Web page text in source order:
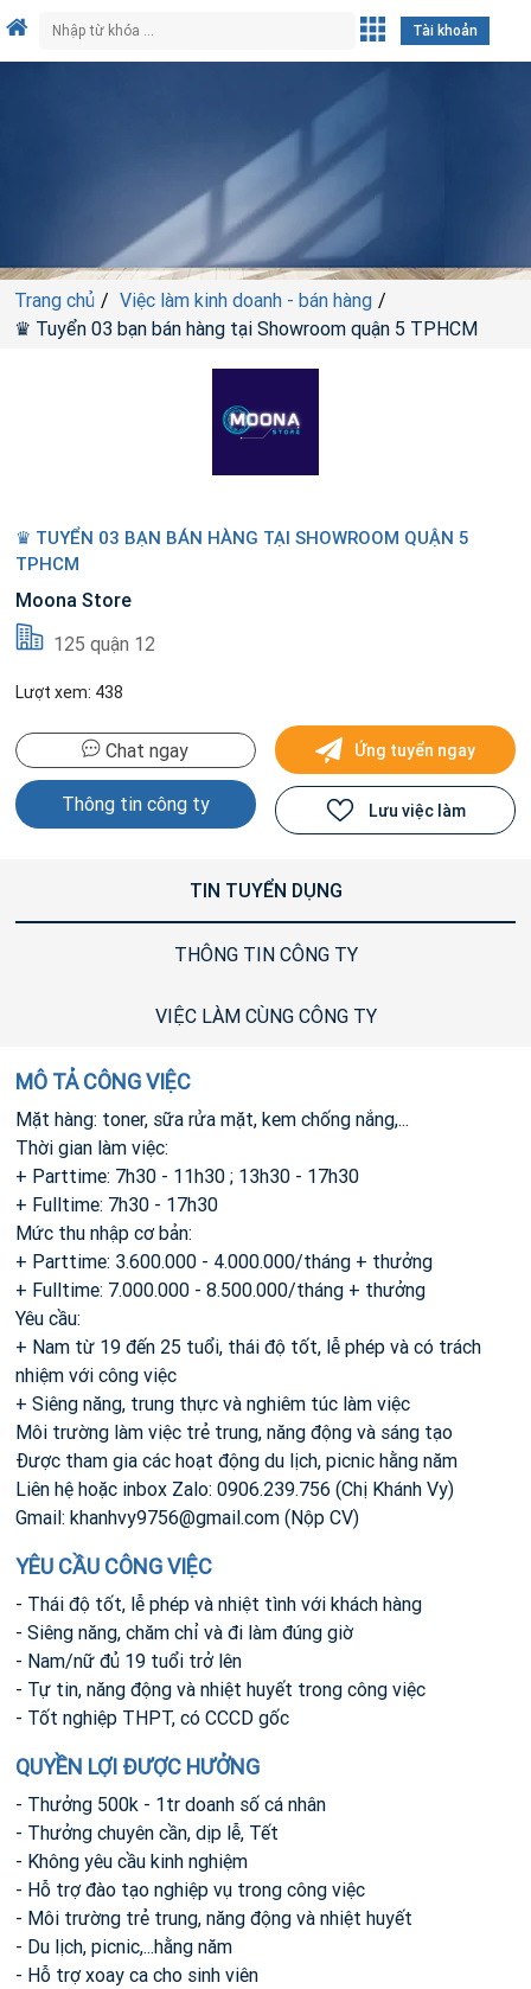
Tài khoản
Trang chủ
Việc làm kinh doanh - bán hàng
♛ Tuyển 03 bạn bán hàng tại Showroom quận 5 TPHCM
♛ TUYỂN 03 BẠN BÁN HÀNG TẠI SHOWROOM QUẬN 5
TPHCM
Moona Store
125 quận 12
Lượt xem: 438
Chat ngay
Thông tin công ty
Ứng tuyển ngay
Lưu việc làm
TIN TUYỂN DỤNG
THÔNG TIN CÔNG TY
VIỆC LÀM CÙNG CÔNG TY
MÔ TẢ CÔNG VIỆC
Mặt hàng: toner, sữa rửa mặt, kem chống nắng,...
Thời gian làm việc:
+ Parttime: 7h30 - 11h30 ; 13h30 - 17h30
+ Fulltime: 7h30 - 17h30
Mức thu nhập cơ bản:
+ Parttime: 3.600.000 - 4.000.000/tháng + thưởng
+ Fulltime: 7.000.000 - 8.500.000/tháng + thưởng
Yêu cầu:
+ Nam từ 19 đến 25 tuổi, thái độ tốt, lễ phép và có trách
nhiệm với công việc
+ Siêng năng, trung thực và nghiêm túc làm việc
Môi trường làm việc trẻ trung, năng động và sáng tạo
Được tham gia các hoạt động du lịch, picnic hằng năm
Liên hệ hoặc inbox Zalo: 0906.239.756 (Chị Khánh Vy)
Gmail: khanhvy9756@gmail.com (Nộp CV)
YÊU CẦU CÔNG VIỆC
- Thái độ tốt, lễ phép và nhiệt tình với khách hàng
- Siêng năng, chăm chỉ và đi làm đúng giờ
- Nam/nữ đủ 19 tuổi trở lên
- Tự tin, năng động và nhiệt huyết trong công việc
- Tốt nghiệp THPT, có CCCD gốc
QUYỀN LỢI ĐƯỢC HƯỞNG
- Thưởng 500k - 1tr doanh số cá nhân
- Thưởng chuyên cần, dịp lễ, Tết
- Không yêu cầu kinh nghiệm
- Hỗ trợ đào tạo nghiệp vụ trong công việc
- Môi trường trẻ trung, năng động và nhiệt huyết
- Du lịch, picnic,...hằng năm
- Hỗ trợ xoay ca cho sinh viên